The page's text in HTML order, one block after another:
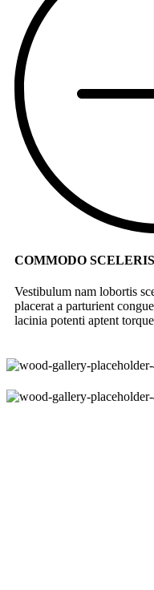
COMMODO
Vestibulum nam lobortis
placerat a parturient
lacinia potenti aptent